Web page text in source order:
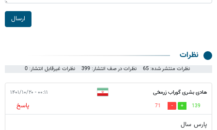
ارسال
نظرات
نظرات منتشر شده: 65 نظرات در صف انتشار: 399 نظرات غیرقابل انتشار: 0
هادی بشری گوراب زرمخی ۰۰:۱۱ - ۱۴۰۱/۱۰/۲۰
139
71
پاسخ
پارس سال